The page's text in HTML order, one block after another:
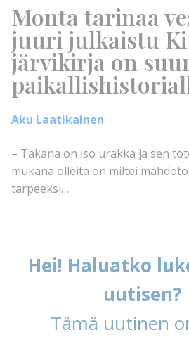
Monta tarinaa
juuri julkaistu
järvikirja on
Aku Laatikainen
– Takana on iso urakka ja sen
mukana olleita on miltei
tarpeeksi…
Hei! Haluatko
uutisen?
Tämä uutinen